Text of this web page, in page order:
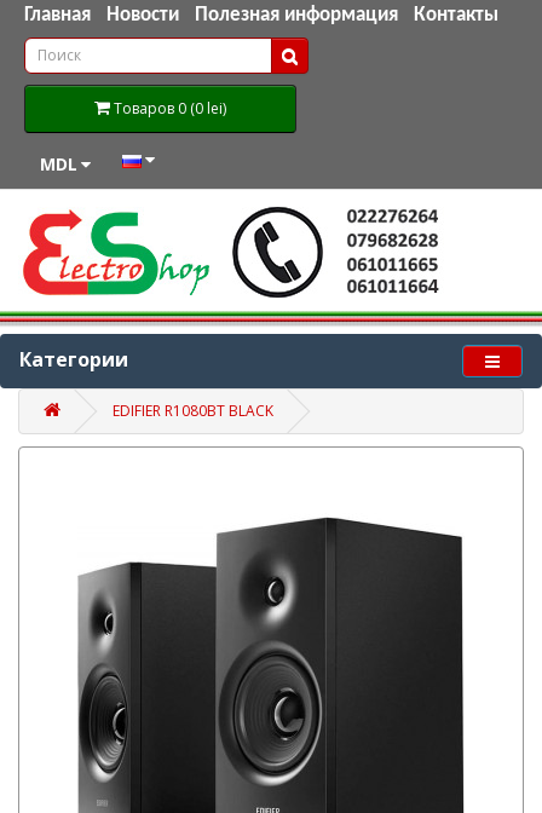
Главная Новости Полезная информация Контакты
Товаров 0 (0 lei)
MDL
Категории
EDIFIER R1080BT BLACK